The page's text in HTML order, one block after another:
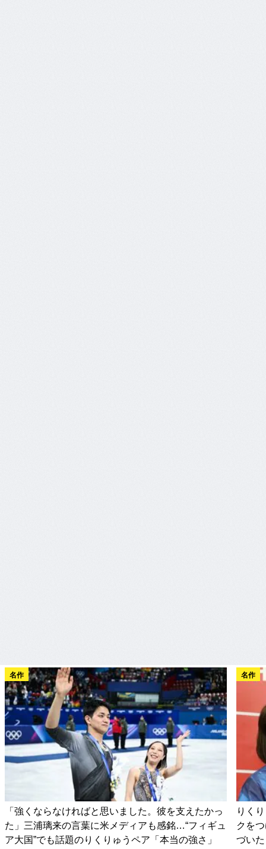
名作
「強くならなければと思いました。彼を支えたかっ
た」三浦璃来の言葉に米メディアも感銘…“フィギュ
ア大国”でも話題のりくりゅうペア「本当の強さ」
名作
りく
クを
づい